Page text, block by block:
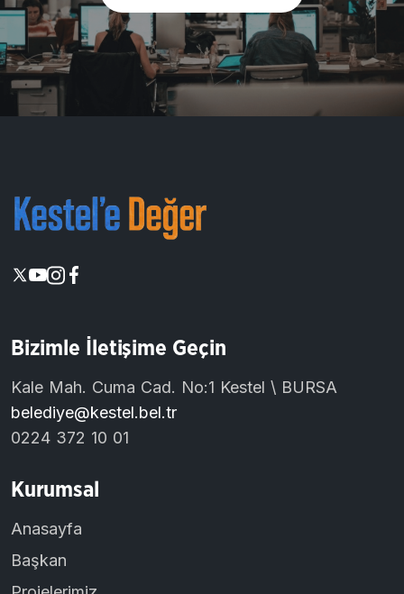
Bizimle İletişime Geçin
Kale Mah. Cuma Cad. No:1 Kestel \ BURSA
belediye@kestel.bel.tr
0224 372 10 01
Kurumsal
Anasayfa
Başkan